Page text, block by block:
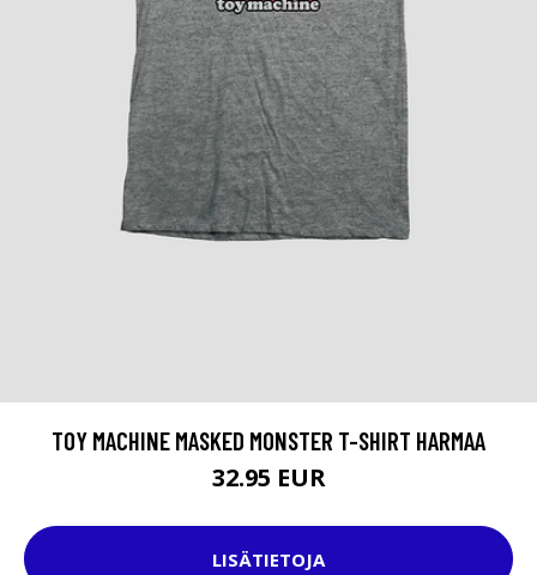
TOY MACHINE MASKED MONSTER T-SHIRT HARMAA
32.95 EUR
LISÄTIETOJA